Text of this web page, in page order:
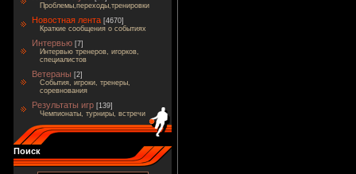
Проблемы,переходы,тренировки
Новостная лента [4670]
Краткие сообщения о событиях
Интервью [7]
Интервью тренеров, игорков,
специалистов
Ветераны [2]
События, игроки, тренеры,
соревнования
Результаты игр [139]
Чемпионаты, турниры, встречи
Поиск